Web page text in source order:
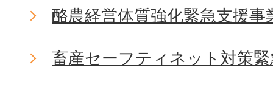
酪農経営体質強化緊急支援事
畜産セーフティネット対策